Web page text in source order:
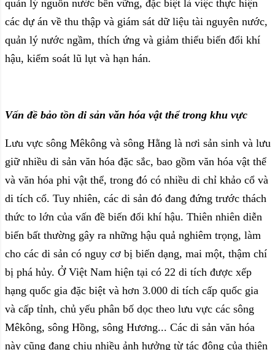
quản lý nguồn nước bền vững, đặc biệt là việc thực hiện
các dự án về thu thập và giám sát dữ liệu tài nguyên nước,
quản lý nước ngầm, thích ứng và giảm thiểu biến đổi khí
hậu, kiểm soát lũ lụt và hạn hán.
Vấn đề bảo tồn di sản văn hóa vật thể trong khu vực
Lưu vực sông Mêkông và sông Hằng là nơi sản sinh và lưu
giữ nhiều di sản văn hóa đặc sắc, bao gồm văn hóa vật thể
và văn hóa phi vật thể, trong đó có nhiều di chỉ khảo cổ và
di tích cổ. Tuy nhiên, các di sản đó đang đứng trước thách
thức to lớn của vấn đề biến đổi khí hậu. Thiên nhiên diễn
biến bất thường gây ra những hậu quả nghiêm trọng, làm
cho các di sản có nguy cơ bị biến dạng, mai một, thậm chí
bị phá hủy. Ở Việt Nam hiện tại có 22 di tích được xếp
hạng quốc gia đặc biệt và hơn 3.000 di tích cấp quốc gia
và cấp tỉnh, chủ yếu phân bố dọc theo lưu vực các sông
Mêkông, sông Hồng, sông Hương... Các di sản văn hóa
này cũng đang chịu nhiều ảnh hưởng từ tác động của thiên